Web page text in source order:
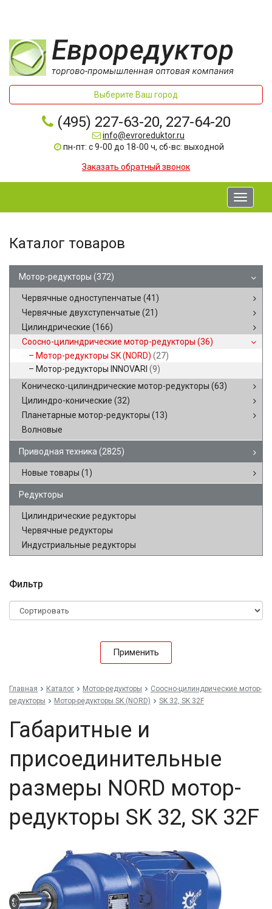
Выберите Ваш город
(495) 227-63-20, 227-64-20
info@evroreduktor.ru
пн-пт: с 9-00 до 18-00 ч, сб-вс: выходной
Заказать обратный звонок
Toggle
Каталог товаров
Мотор-редукторы (372)
Червячные одноступенчатые (41)
Червячные двухступенчатые (21)
Цилиндрические (166)
Соосно-цилиндрические мотор-редукторы (36)
Мотор-редукторы SK (NORD) (27)
Мотор-редукторы INNOVARI (9)
Коническо-цилиндрические мотор-редукторы (63)
Цилиндро-конические (32)
Планетарные мотор-редукторы (13)
Волновые
Приводная техника (2825)
Новые товары (1)
Редукторы
Цилиндрические редукторы
Червячные редукторы
Индустриальные редукторы
Фильтр
Применить
Главная Каталог Мотор-редукторы
Соосно-цилиндрические мотор-
редукторы
Мотор-редукторы SK (NORD) SK 32, SK 32F
Габаритные и
присоединительные
размеры NORD мотор-
редукторы SK 32, SK 32F